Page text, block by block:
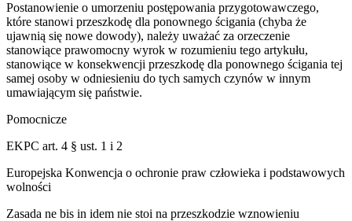
Postanowienie o umorzeniu postępowania przygotowawczego,
które stanowi przeszkodę dla ponownego ścigania (chyba że
ujawnią się nowe dowody), należy uważać za orzeczenie
stanowiące prawomocny wyrok w rozumieniu tego artykułu,
stanowiące w konsekwencji przeszkodę dla ponownego ścigania tej
samej osoby w odniesieniu do tych samych czynów w innym
umawiającym się państwie.
Pomocnicze
EKPC art. 4 § ust. 1 i 2
Europejska Konwencja o ochronie praw człowieka i podstawowych
wolności
Zasada ne bis in idem nie stoi na przeszkodzie wznowieniu